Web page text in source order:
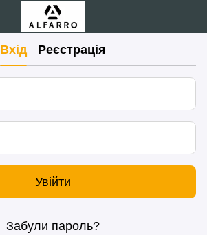
Вхід Реєстрація
Увійти
Забули пароль?